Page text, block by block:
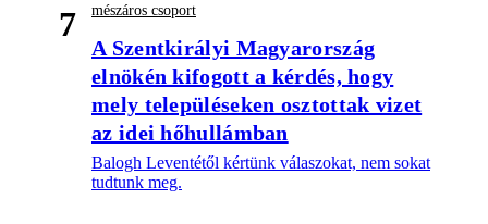
7 mészáros csoport
A Szentkirályi Magyarország
elnökén kifogott a kérdés, hogy
mely településeken osztottak vizet
az idei hőhullámban
Balogh Leventétől kértünk válaszokat, nem sokat
tudtunk meg.